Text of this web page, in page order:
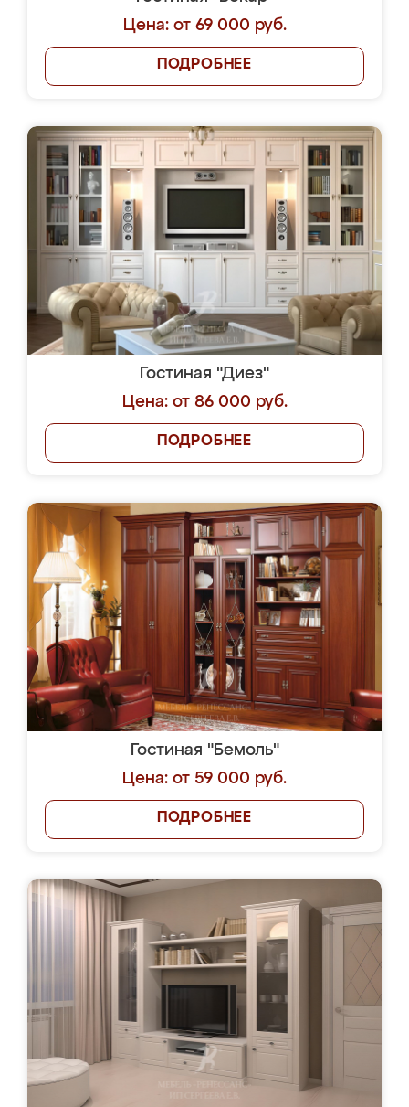
Цена: от 69 000 руб.
ПОДРОБНЕЕ
Гостиная "Диез"
Цена: от 86 000 руб.
ПОДРОБНЕЕ
Гостиная "Бемоль"
Цена: от 59 000 руб.
ПОДРОБНЕЕ